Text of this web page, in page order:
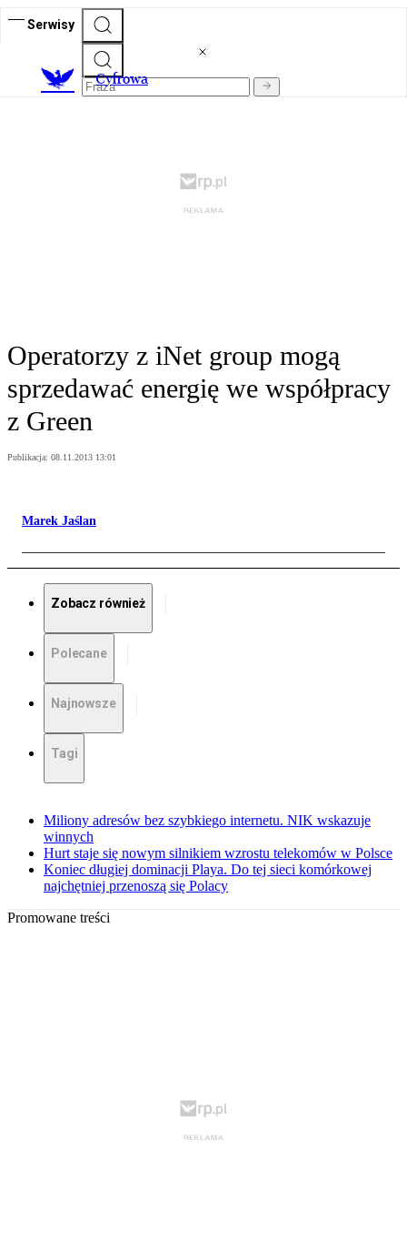
Serwisy
Cyfrowa
Operatorzy z iNet group mogą
sprzedawać energię we współpracy
z Green
Publikacja: 08.11.2013 13:01
Marek Jaślan
Zobacz również
Polecane
Najnowsze
Tagi
Miliony adresów bez szybkiego internetu. NIK wskazuje
winnych
Hurt staje się nowym silnikiem wzrostu telekomów w Polsce
Koniec długiej dominacji Playa. Do tej sieci komórkowej
najchętniej przenoszą się Polacy
Promowane treści